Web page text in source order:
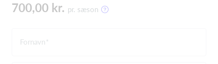
700,00 kr. pr. sæson
Fornavn